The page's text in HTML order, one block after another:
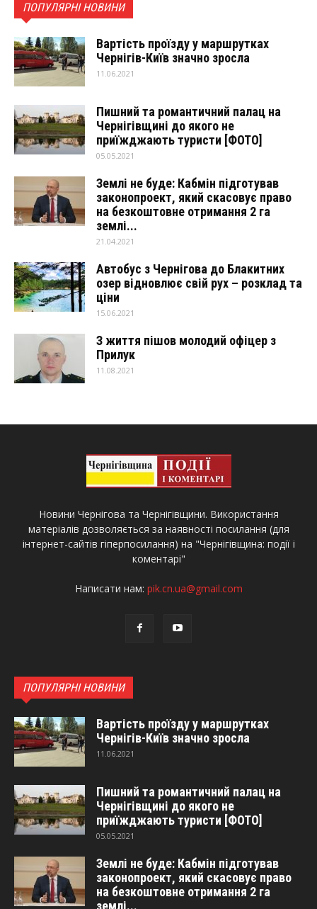
ПОПУЛЯРНІ НОВИНИ
Вартість проїзду у маршрутках
Чернігів-Київ значно зросла
11.06.2021
Пишний та романтичний палац на
Чернігівщині до якого не
приїжджають туристи [ФОТО]
05.05.2021
Землі не буде: Кабмін підготував
законопроект, який скасовує право
на безкоштовне отримання 2 га
землі...
21.04.2021
Автобус з Чернігова до Блакитних
озер відновлює свій рух – розклад та
ціни
15.06.2021
З життя пішов молодий офіцер з
Прилук
11.08.2021
Новини Чернігова та Чернігівщини. Використання
матеріалів дозволяється за наявності посилання (для
інтернет-сайтів гіперпосилання) на "Чернігівщина: події і
коментарі"
Написати нам: pik.cn.ua@gmail.com
ПОПУЛЯРНІ НОВИНИ
Вартість проїзду у маршрутках
Чернігів-Київ значно зросла
11.06.2021
Пишний та романтичний палац на
Чернігівщині до якого не
приїжджають туристи [ФОТО]
05.05.2021
Землі не буде: Кабмін підготував
законопроект, який скасовує право
на безкоштовне отримання 2 га
землі...